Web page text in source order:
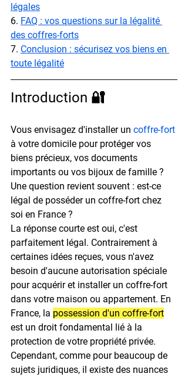
légales
6. FAQ : vos questions sur la légalité
des coffres-forts
7. Conclusion : sécurisez vos biens en
toute légalité
Introduction 🔐
Vous envisagez d'installer un coffre-fort
à votre domicile pour protéger vos
biens précieux, vos documents
importants ou vos bijoux de famille ?
Une question revient souvent : est-ce
légal de posséder un coffre-fort chez
soi en France ?
La réponse courte est oui, c'est
parfaitement légal. Contrairement à
certaines idées reçues, vous n'avez
besoin d'aucune autorisation spéciale
pour acquérir et installer un coffre-fort
dans votre maison ou appartement. En
France, la possession d'un coffre-fort
est un droit fondamental lié à la
protection de votre propriété privée.
Cependant, comme pour beaucoup de
sujets juridiques, il existe des nuances